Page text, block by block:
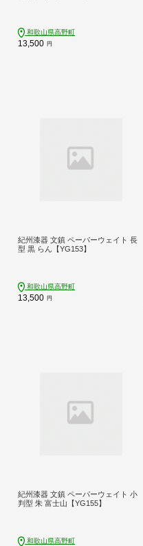
和歌山県高野町
13,500 円
紀州漆器 文鎮 ペーパーウェイト 長
型 黒 らん【YG153】
和歌山県高野町
13,500 円
紀州漆器 文鎮 ペーパーウェイト 小
判型 朱 富士山【YG155】
和歌山県高野町